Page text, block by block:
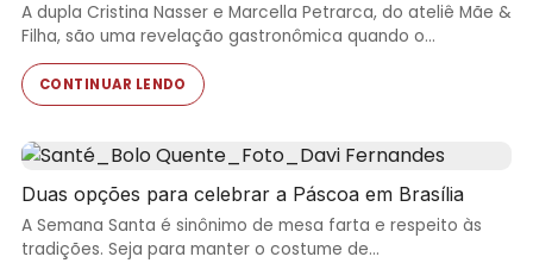
A dupla Cristina Nasser e Marcella Petrarca, do ateliê Mãe &
Filha, são uma revelação gastronômica quando o…
CONTINUAR LENDO
Duas opções para celebrar a Páscoa em Brasília
A Semana Santa é sinônimo de mesa farta e respeito às
tradições. Seja para manter o costume de…